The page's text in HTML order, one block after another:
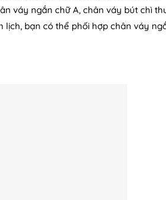
váy ngắn chữ A, chân váy bút chì
bạn có thể phối hợp chân váy